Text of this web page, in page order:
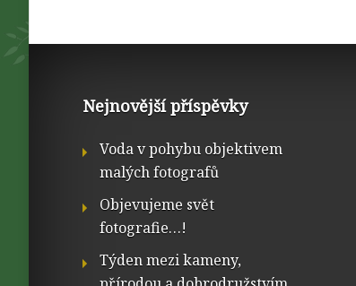
Nejnovější příspěvky
Voda v pohybu objektivem
malých fotografů
Objevujeme svět
fotografie…!
Týden mezi kameny,